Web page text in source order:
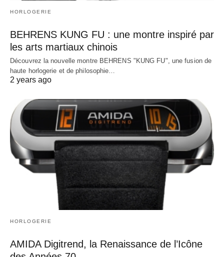
HORLOGERIE
BEHRENS KUNG FU : une montre inspiré par
les arts martiaux chinois
Découvrez la nouvelle montre BEHRENS "KUNG FU", une fusion de
haute horlogerie et de philosophie…
2 years ago
HORLOGERIE
AMIDA Digitrend, la Renaissance de l’Icône